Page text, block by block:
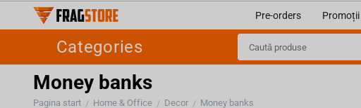
Pre-orders Promoții
Categories
Money banks
Pagina start / Home & Office / Decor / Money banks